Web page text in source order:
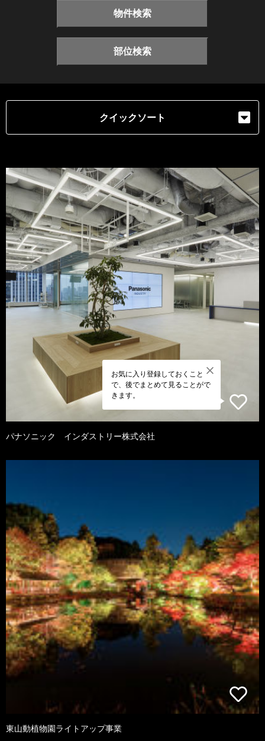
物件検索
部位検索
クイックソート
お気に入り登録しておくこと
で、後でまとめて見ることがで
きます。
パナソニック インダストリー株式会社
東山動植物園ライトアップ事業